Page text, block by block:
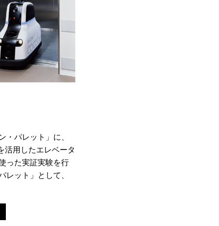
・パレット」に、
活用したエレベータ
った実証実験を行
レット」として、